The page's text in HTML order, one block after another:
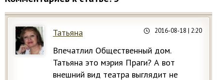
Татьяна 2016-08-18 | 2:20
Впечатлил Общественный дом.
Татьяна это мэрия Праги? А вот
внешний вид театра выглядит не